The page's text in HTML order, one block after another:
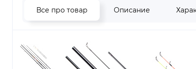
Все про товар Описание